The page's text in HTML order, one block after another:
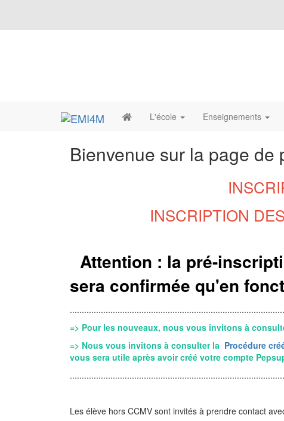
L'école Enseignements
Bienvenue sur la page
INSCRIPTION
Attention : la pré-
sera confirmée qu'en
=> Pour les nouveaux, nous vous invitons à
=> Nous vous invitons à consulter la Procédure
vous sera utile après avoir créé votre compte
Les élève hors CCMV sont invités à prendre contact